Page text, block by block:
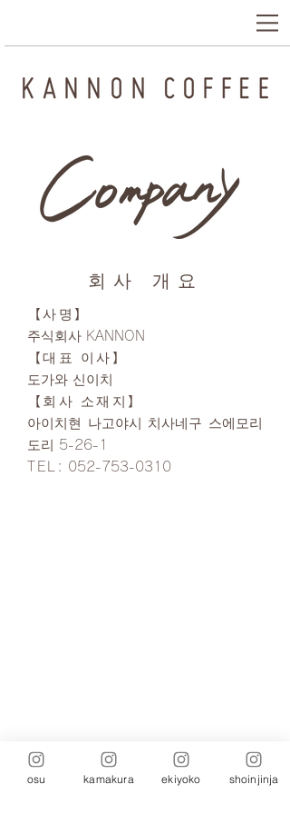
회사 개요
【사명】
주식회사 KANNON
【대표 이사】
도가와 신이치
【회사 소재지】
아이치현 나고야시 치사네구 스에모리
도리 5-26-1
TEL: 052-753-0310
osu kamakura ekiyoko shoinjinja